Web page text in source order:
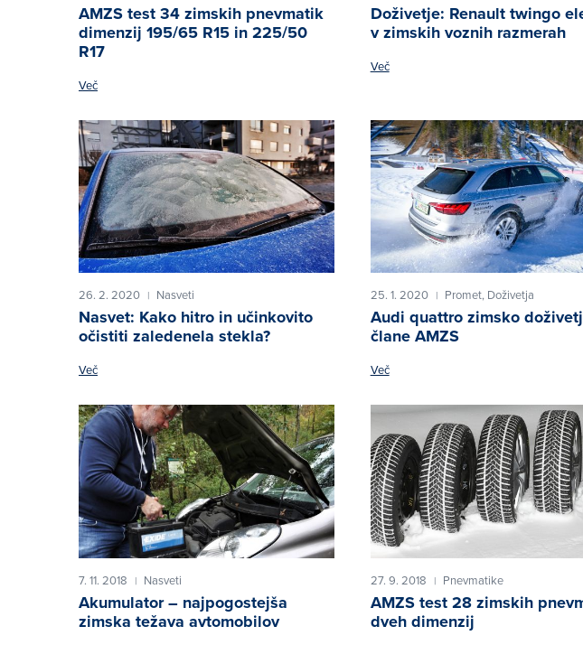
AMZS test 34 zimskih pnevmatik
dimenzij 195/65 R15 in 225/50
R17
Več
Doživetje: Renault twingo
v zimskih voznih razmerah
Več
26. 2. 2020 | Nasveti
Nasvet: Kako hitro in učinkovito
očistiti zaledenela stekla?
Več
25. 1. 2020 | Promet, Doživetja
Audi quattro zimsko
člane AMZS
Več
7. 11. 2018 | Nasveti
Akumulator – najpogostejša
zimska težava avtomobilov
27. 9. 2018 | Pnevmatike
AMZS test 28 zimskih
dveh dimenzij